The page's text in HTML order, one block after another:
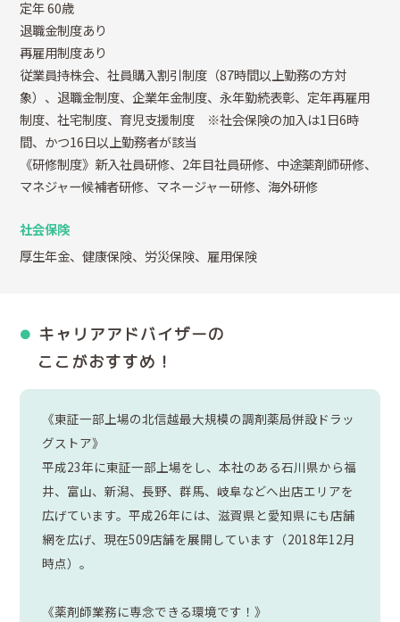
定年 60歳
退職金制度あり
再雇用制度あり
従業員持株会、社員購入割引制度（87時間以上勤務の方対
象）、退職金制度、企業年金制度、永年勤続表彰、定年再雇用
制度、社宅制度、育児支援制度 ※社会保険の加入は1日6時
間、かつ16日以上勤務者が該当
《研修制度》新入社員研修、2年目社員研修、中途薬剤師研修、
マネジャー候補者研修、マネージャー研修、海外研修
社会保険
厚生年金、健康保険、労災保険、雇用保険
キャリアアドバイザーの
ここがおすすめ！
《東証一部上場の北信越最大規模の調剤薬局併設ドラッ
グストア》
平成23年に東証一部上場をし、本社のある石川県から福
井、富山、新潟、長野、群馬、岐阜などへ出店エリアを
広げています。平成26年には、滋賀県と愛知県にも店舗
網を広げ、現在509店舗を展開しています（2018年12月
時点）。
《薬剤師業務に専念できる環境です！》